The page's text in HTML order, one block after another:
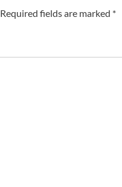
Required fields are marked *